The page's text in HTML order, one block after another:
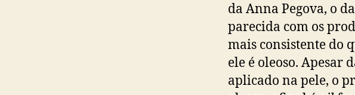
da Anna Pegova, o
parecida com os
mais consistente do
ele é oleoso. Apesar
aplicado na pele, o